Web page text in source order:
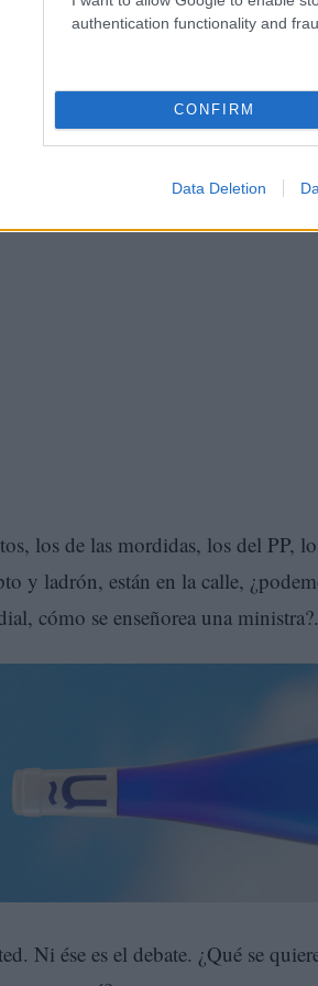
authentication functionality and
CONFIRM
Data Deletion
los de las mordidas, los del PP,
y ladrón, están en la calle,
cómo se enseñorea una ministra?.
Ni ése es el debate. ¿Qué se